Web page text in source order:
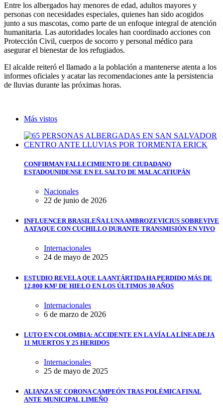
Entre los albergados hay menores de edad, adultos mayores y
personas con necesidades especiales, quienes han sido acogidos
junto a sus mascotas, como parte de un enfoque integral de atención
humanitaria. Las autoridades locales han coordinado acciones con
Protección Civil, cuerpos de socorro y personal médico para
asegurar el bienestar de los refugiados.
El alcalde reiteró el llamado a la población a mantenerse atenta a los
informes oficiales y acatar las recomendaciones ante la persistencia
de lluvias durante las próximas horas.
Más vistos
CONFIRMAN FALLECIMIENTO DE CIUDADANO
ESTADOUNIDENSE EN EL SALTO DE MALACATIUPÁN
Nacionales
22 de junio de 2026
INFLUENCER BRASILEÑA LUNA AMBROZEVICIUS SOBREVIVE
A ATAQUE CON CUCHILLO DURANTE TRANSMISIÓN EN VIVO
Internacionales
24 de mayo de 2025
ESTUDIO REVELA QUE LA ANTÁRTIDA HA PERDIDO MÁS DE
12,800 KM² DE HIELO EN LOS ÚLTIMOS 30 AÑOS
Internacionales
6 de marzo de 2026
LUTO EN COLOMBIA: ACCIDENTE EN LA VÍA LA LÍNEA DEJA
11 MUERTOS Y 25 HERIDOS
Internacionales
25 de mayo de 2025
ALIANZA SE CORONA CAMPEÓN TRAS POLÉMICA FINAL
ANTE MUNICIPAL LIMEÑO